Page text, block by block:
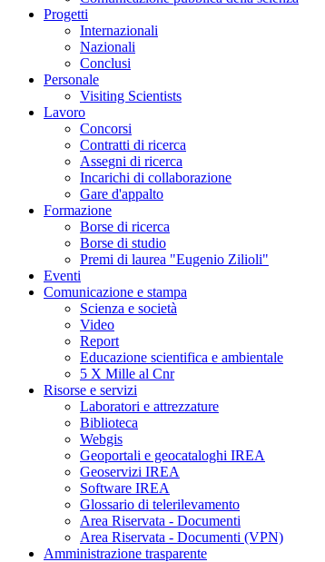
Progetti
Internazionali
Nazionali
Conclusi
Personale
Visiting Scientists
Lavoro
Concorsi
Contratti di ricerca
Assegni di ricerca
Incarichi di collaborazione
Gare d'appalto
Formazione
Borse di ricerca
Borse di studio
Premi di laurea "Eugenio Zilioli"
Eventi
Comunicazione e stampa
Scienza e società
Video
Report
Educazione scientifica e ambientale
5 X Mille al Cnr
Risorse e servizi
Laboratori e attrezzature
Biblioteca
Webgis
Geoportali e geocataloghi IREA
Geoservizi IREA
Software IREA
Glossario di telerilevamento
Area Riservata - Documenti
Area Riservata - Documenti (VPN)
Amministrazione trasparente